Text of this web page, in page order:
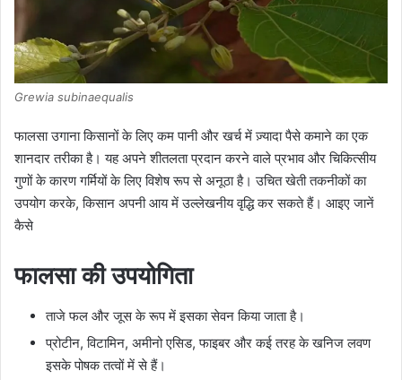
Grewia subinaequalis
फालसा उगाना किसानों के लिए कम पानी और खर्च में ज़्यादा पैसे कमाने का एक
शानदार तरीका है। यह अपने शीतलता प्रदान करने वाले प्रभाव और चिकित्सीय
गुणों के कारण गर्मियों के लिए विशेष रूप से अनूठा है। उचित खेती तकनीकों का
उपयोग करके, किसान अपनी आय में उल्लेखनीय वृद्धि कर सकते हैं। आइए जानें
कैसे
फालसा की उपयोगिता
ताजे फल और जूस के रूप में इसका सेवन किया जाता है।
प्रोटीन, विटामिन, अमीनो एसिड, फाइबर और कई तरह के खनिज लवण
इसके पोषक तत्वों में से हैं।